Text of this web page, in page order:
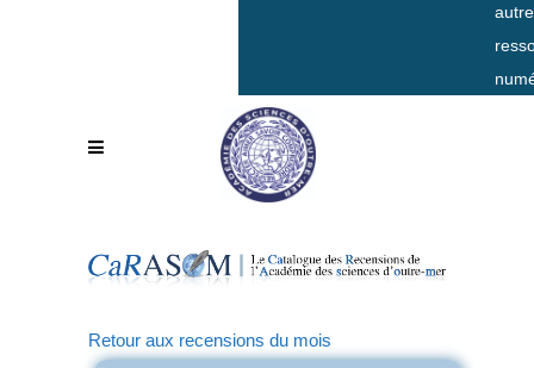
Retour aux recensions du mois